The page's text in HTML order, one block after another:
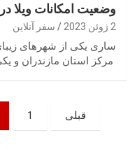
وضعیت امکانات ویلا
2 ژوئن 2023 سفر آنلاین
ساری یکی از شهرهای
مرکز استان مازندران و
صفحه‌بندی
نوشته‌ها
قبلی 1